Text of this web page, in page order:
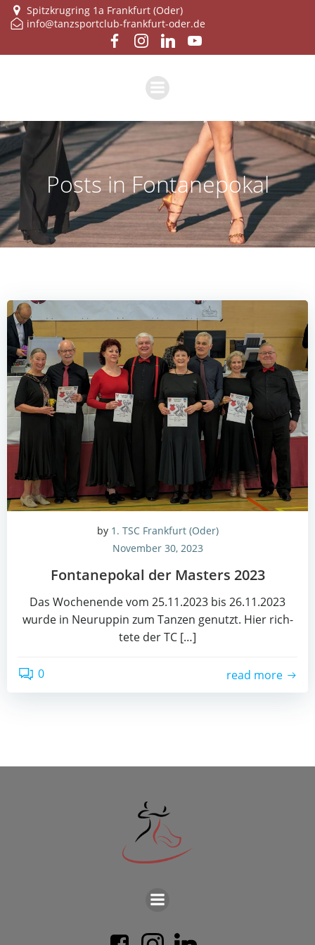
Zum
Inhalt
springen
Spitzkrugring 1a Frankfurt (Oder)
info@tanzsportclub-frankfurt-oder.de
Posts in Fontanepokal
by 1. TSC Frankfurt (Oder)
November 30, 2023
Fon­ta­ne­po­kal der Mas­ters 2023
Das Wochen­en­de vom 25.11.2023 bis 26.11.2023
wur­de in Neu­rup­pin zum Tan­zen genutzt. Hier rich­
te­te der TC […]
0 read more